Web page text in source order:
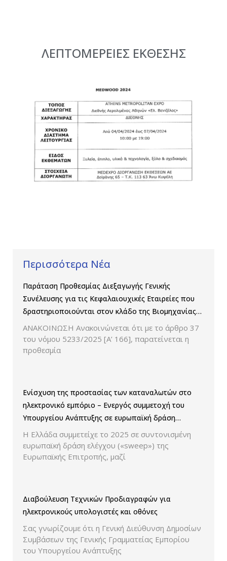
ΛΕΠΤΟΜΕΡΕΙΕΣ ΕΚΘΕΣΗΣ
Περισσότερα Νέα
Παράταση Προθεσμίας Διεξαγωγής Γενικής
Συνέλευσης για τις Κεφαλαιουχικές Εταιρείες που
δραστηριοποιούνται στον κλάδο της Βιομηχανίας
Παραγωγής και Εμπορίας Φαρμάκων
ΑΝΑΚΟΙΝΩΣΗ Ανακοινώνεται ότι με το άρθρο 37
του νόμου 5233/2025 [Α’ 166], παρατείνεται η
προθεσμία
Ενίσχυση της προστασίας των καταναλωτών στο
ηλεκτρονικό εμπόριο – Ενεργός συμμετοχή του
Υπουργείου Ανάπτυξης σε ευρωπαϊκή δράση
ελέγχου παρουσίασης των τιμών και των
εκπτώσεων.
Η Ελλάδα συμμετείχε το 2025 σε συντονισμένη
ευρωπαϊκή δράση ελέγχου («sweep») της
Ευρωπαϊκής Επιτροπής, μαζί
Διαβούλευση Τεχνικών Προδιαγραφών για
ηλεκτρονικούς υπολογιστές και οθόνες
Σας γνωρίζουμε ότι η Γενική Διεύθυνση Δημοσίων
Συμβάσεων της Γενικής Γραμματείας Εμπορίου
του Υπουργείου Ανάπτυξης